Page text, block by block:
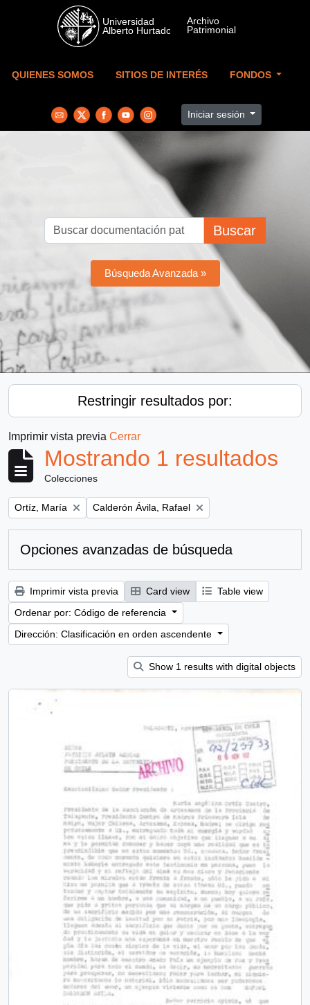
Skip to main content
QUIENES SOMOS SITIOS DE INTERÉS FONDOS
Iniciar sesión
Buscar
Búsqueda Avanzada »
Restringir resultados por:
Imprimir vista previa Cerrar
Mostrando 1 resultados
Colecciones
Remove filter:
Ortíz, María Remove filter:
Calderón Ávila, Rafael
Opciones avanzadas de búsqueda
Imprimir vista previa Card view
Table view
Ordenar por: Código de referencia
Dirección: Clasificación en orden ascendente
Show 1 results with digital objects